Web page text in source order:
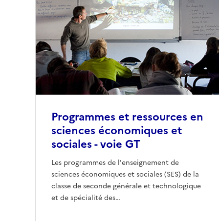
Programmes et ressources en
sciences économiques et
sociales - voie GT
Les programmes de l'enseignement de
sciences économiques et sociales (SES) de la
classe de seconde générale et technologique
et de spécialité des…